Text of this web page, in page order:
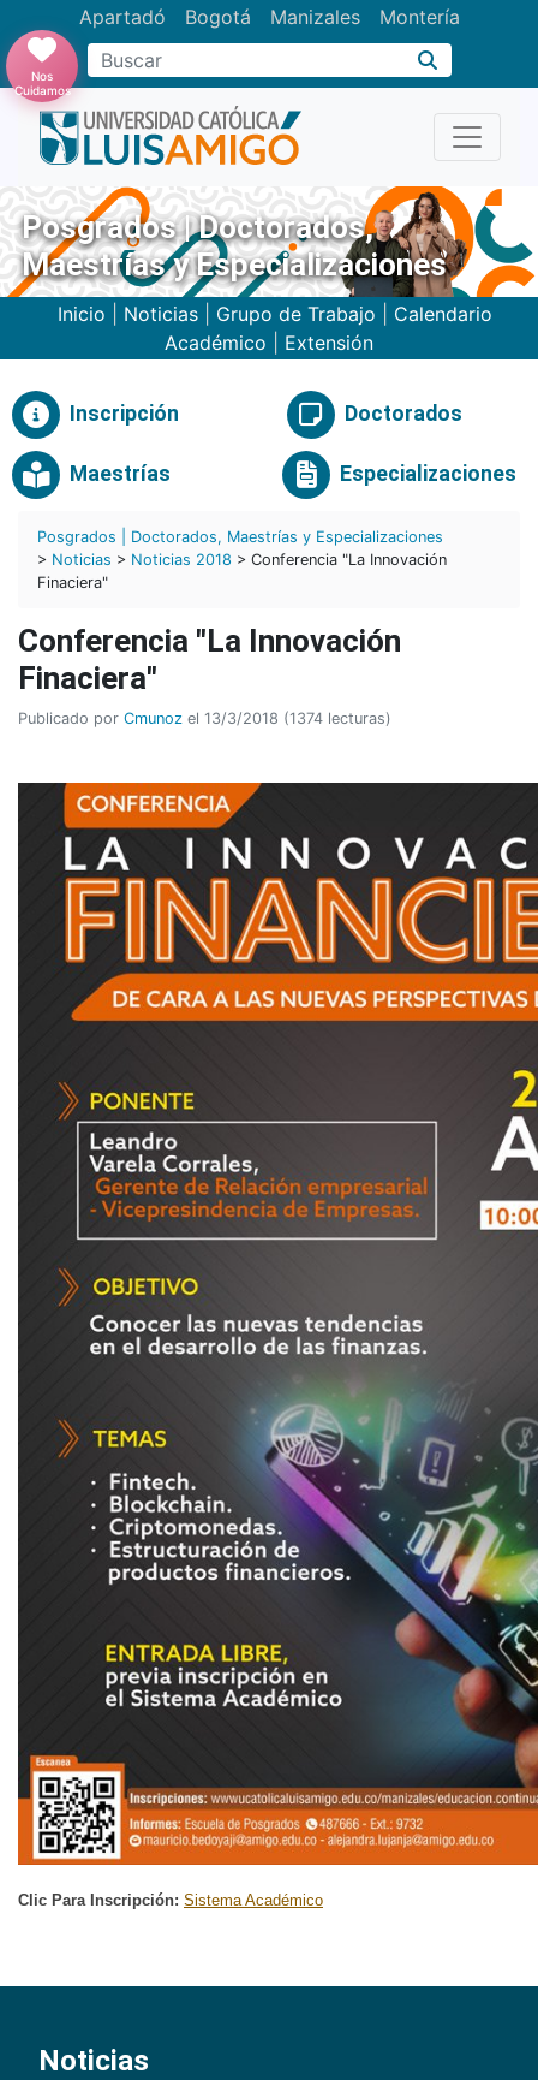
Apartadó Bogotá Manizales Montería
Buscar
Nos
Cuidamos
Posgrados | Doctorados,
Maestrías y Especializaciones
Inicio Noticias Grupo de Trabajo
Calendario
Académico
Extensión
Inscripción Doctorados
Maestrías Especializaciones
Posgrados | Doctorados, Maestrías y Especializaciones
> Noticias > Noticias 2018 > Conferencia "La Innovación
Finaciera"
Conferencia "La Innovación
Finaciera"
Publicado por Cmunoz el 13/3/2018 (1374 lecturas)
Clic Para Inscripción: Sistema Académico
Noticias